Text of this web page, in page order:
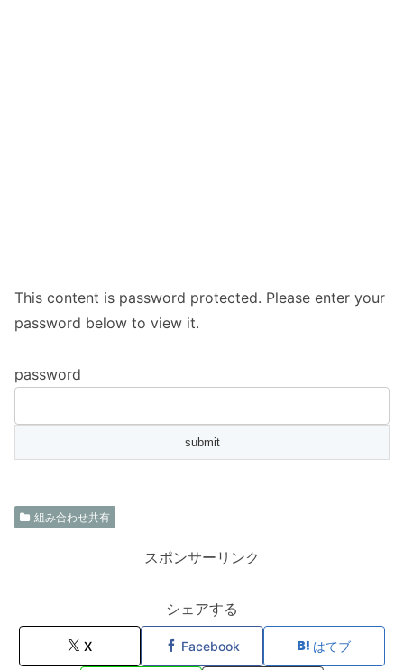
This content is password protected. Please enter your
password below to view it.
password
組み合わせ共有
スポンサーリンク
シェアする
X Facebook はてブ